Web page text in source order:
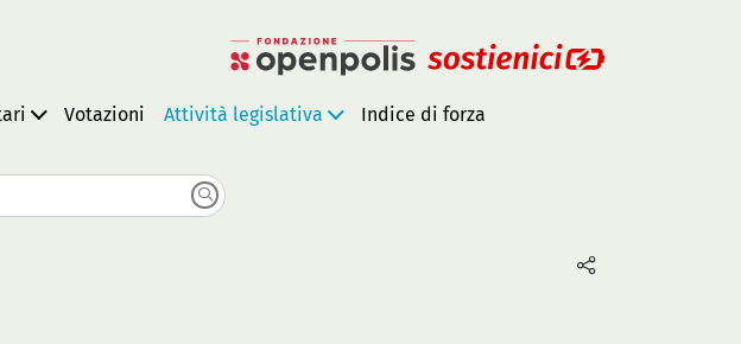
Votazioni Attività legislativa Indice di forza